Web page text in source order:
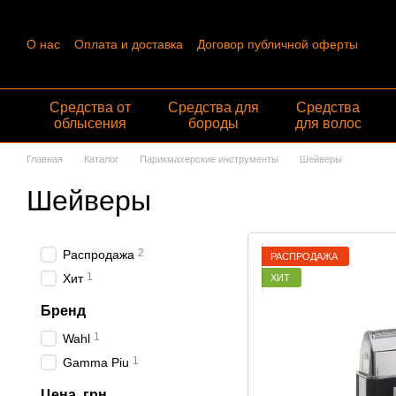
О нас Оплата и доставка
Договор публичной оферты
Средства от
облысения
Средства для
бороды
Средства
для волос
Главная Каталог Парикмахерские инструменты Шейверы
Шейверы
РАСПРОДАЖА
ХИТ
Распродажа 2
Хит 1
Бренд
Wahl 1
Gamma Piu 1